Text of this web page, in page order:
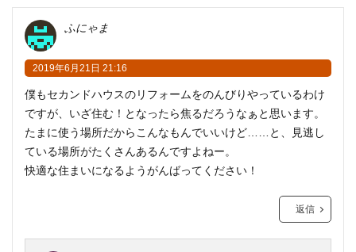
ふにゃま
2019年6月21日 21:16
僕もセカンドハウスのリフォームをのんびりやっているわけ
ですが、いざ住む！となったら焦るだろうなぁと思います。
たまに使う場所だからこんなもんでいいけど……と、見逃し
ている場所がたくさんあるんですよねー。
快適な住まいになるようがんばってください！
返信